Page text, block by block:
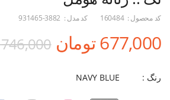
کد محصول : 160484 کد مدل : 931465-3882
677,000 تومان 746,000 تومان
رنگ : NAVY BLUE